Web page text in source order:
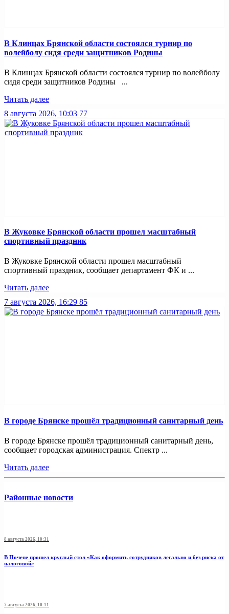
В Клинцах Брянской области состоялся турнир по
волейболу сидя среди защитников Родины
В Клинцах Брянской области состоялся турнир по волейболу
сидя среди защитников Родины ...
Читать далее
8 августа 2026, 10:03 77
В Жуковке Брянской области прошел масштабный
спортивный праздник
В Жуковке Брянской области прошел масштабный
спортивный праздник, сообщает департамент ФК и ...
Читать далее
7 августа 2026, 16:29 85
В городе Брянске прошёл традиционный санитарный день
В городе Брянске прошёл традиционный санитарный день,
сообщает городская администрация. Спектр ...
Читать далее
Районные новости
8 августа 2026, 10:31
В Почепе прошел круглый стол «Как оформить сотрудников легально и без риска от
налоговой»
7 августа 2026, 10:11